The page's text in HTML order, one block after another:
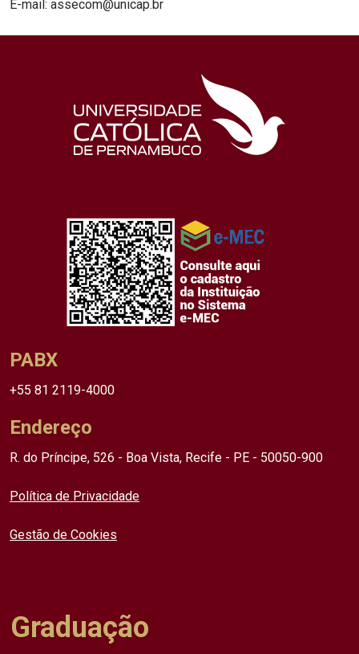
E-mail: assecom@unicap.br
PABX
+55 81 2119-4000
Endereço
R. do Príncipe, 526 - Boa Vista, Recife - PE - 50050-900
Política de Privacidade
Gestão de Cookies
Graduação